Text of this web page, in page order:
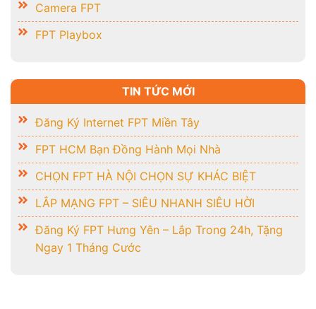
Camera FPT
FPT Playbox
TIN TỨC MỚI
Đăng Ký Internet FPT Miền Tây
FPT HCM Bạn Đồng Hành Mọi Nhà
CHỌN FPT HÀ NỘI CHỌN SỰ KHÁC BIỆT
LẮP MẠNG FPT – SIÊU NHANH SIÊU HỜI
Đăng Ký FPT Hưng Yên – Lắp Trong 24h, Tặng
Ngay 1 Tháng Cước